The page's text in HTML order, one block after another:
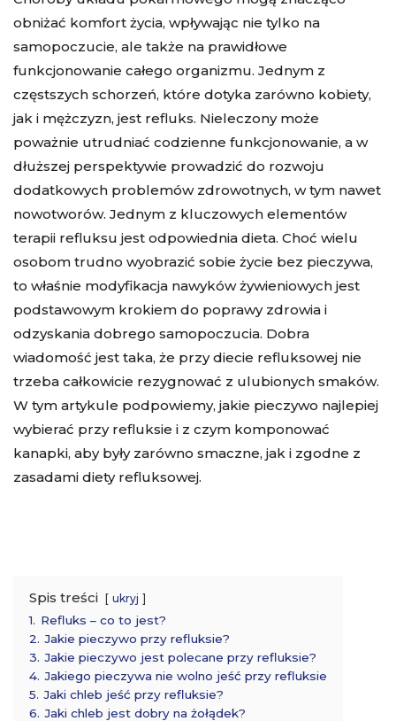
obniżać komfort życia, wpływając nie tylko na
samopoczucie, ale także na prawidłowe
funkcjonowanie całego organizmu. Jednym z
częstszych schorzeń, które dotyka zarówno kobiety,
jak i mężczyzn, jest refluks. Nieleczony może
poważnie utrudniać codzienne funkcjonowanie, a w
dłuższej perspektywie prowadzić do rozwoju
dodatkowych problemów zdrowotnych, w tym nawet
nowotworów. Jednym z kluczowych elementów
terapii refluksu jest odpowiednia dieta. Choć wielu
osobom trudno wyobrazić sobie życie bez pieczywa,
to właśnie modyfikacja nawyków żywieniowych jest
podstawowym krokiem do poprawy zdrowia i
odzyskania dobrego samopoczucia. Dobra
wiadomość jest taka, że przy diecie refluksowej nie
trzeba całkowicie rezygnować z ulubionych smaków.
W tym artykule podpowiemy, jakie pieczywo najlepiej
wybierać przy refluksie i z czym komponować
kanapki, aby były zarówno smaczne, jak i zgodne z
zasadami diety refluksowej.
Spis treści ukryj
1. Refluks – co to jest?
2. Jakie pieczywo przy refluksie?
3. Jakie pieczywo jest polecane przy refluksie?
4. Jakiego pieczywa nie wolno jeść przy refluksie
5. Jaki chleb jeść przy refluksie?
6. Jaki chleb jest dobry na żołądek?